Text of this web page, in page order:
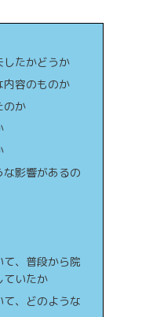
したかどうか
内容のものか
のか
影響があるの
、普段から院
ていたか
、どのような